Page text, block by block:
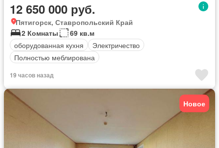
12 650 000 руб.
Пятигорск, Ставропольский Край
2 Комнаты
69 кв.м
оборудованная кухня
Электричество
Полностью меблирована
19 часов назад
Новое